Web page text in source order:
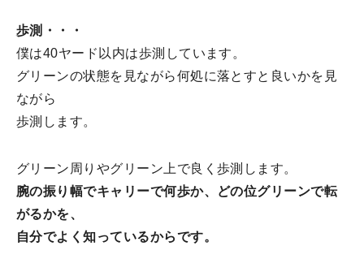
歩測・・・
僕は40ヤード以内は歩測しています。
グリーンの状態を見ながら何処に落とすと良いかを見
ながら
歩測します。
グリーン周りやグリーン上で良く歩測します。
腕の振り幅でキャリーで何歩か、どの位グリーンで転
がるかを、
自分でよく知っているからです。